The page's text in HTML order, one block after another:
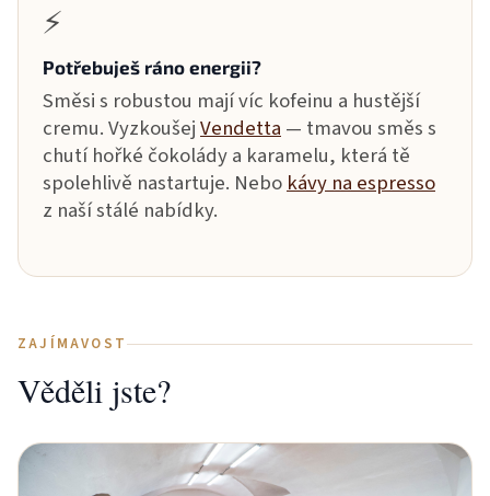
⚡
Potřebuješ ráno energii?
Směsi s robustou mají víc kofeinu a hustější
cremu. VyzkoušejVendetta— tmavou směs s
chutí hořké čokolády a karamelu, která tě
spolehlivě nastartuje. Nebokávy na espresso
z naší stálé nabídky.
ZAJÍMAVOST
Věděli jste?